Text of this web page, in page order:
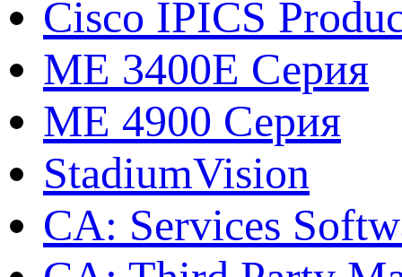
Cisco IPICS
ME 3400E Серия
ME 4900 Серия
StadiumVision
CA: Services